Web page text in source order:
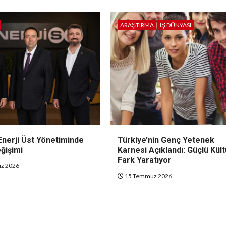
Üst Yönetiminde
2026
ARAŞTIRMA İŞ DÜNYASI
Türkiye’nin Genç Yetenek
Karnesi Açıklandı: Güçlü
Fark Yaratıyor
15 Temmuz 2026